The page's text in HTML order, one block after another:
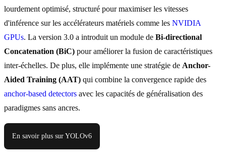
lourdement optimisé, structuré pour maximiser les vitesses
d'inférence sur les accélérateurs matériels comme les NVIDIA
GPUs. La version 3.0 a introduit un module de Bi-directional
Concatenation (BiC) pour améliorer la fusion de caractéristiques
inter-échelles. De plus, elle implémente une stratégie de Anchor-
Aided Training (AAT) qui combine la convergence rapide des
anchor-based detectors avec les capacités de généralisation des
paradigmes sans ancres.
En savoir plus sur YOLOv6